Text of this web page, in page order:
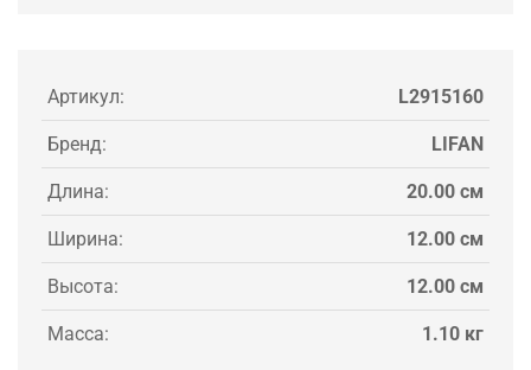
Артикул: L2915160
Бренд: LIFAN
Длина: 20.00 см
Ширина: 12.00 см
Высота: 12.00 см
Масса: 1.10 кг